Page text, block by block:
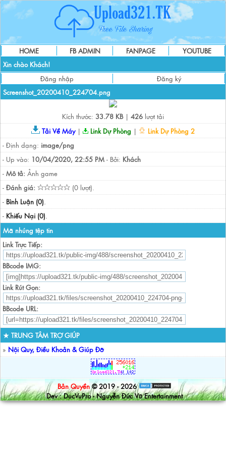
HOME FB ADMIN FANPAGE
YOUTUBE
Xin chào Khách!
Đăng nhập
Đăng ký
Screenshot_20200410_224704.png
Kích thước: 33.78 KB| 426 lượt tải
Tải Về Máy| Link Dự Phòng |
Link Dự Phòng 2
- Định dạng: image/png
- Up vào: 10/04/2020, 22:55 PM - Bởi: Khách
- Mô tả: Ảnh game
- Đánh giá:
(0 lượt).
- Bình Luận (0).
- Khiếu Nại (0).
Mã nhúng tệp tin
Link Trực Tiếp:
BBcode IMG:
Link Rút Gọn:
BBcode URL:
★ TRUNG TÂM TRỢ GIÚP
» Nội Quy, Điều Khoản & Giúp Đỡ
Bản Quyền © 2019 - 2026
Dev : DucVuPro - Nguyễn Đức Vũ Entertainment